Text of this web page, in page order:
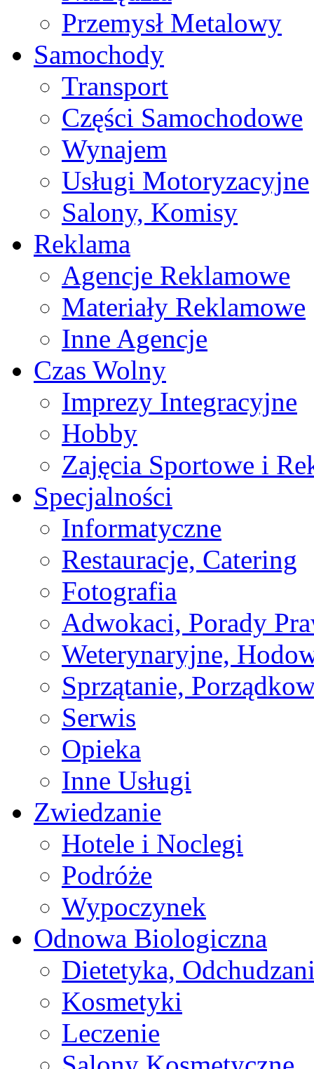
Przemysł Metalowy
Samochody
Transport
Części Samochodowe
Wynajem
Usługi Motoryzacyjne
Salony, Komisy
Reklama
Agencje Reklamowe
Materiały Reklamowe
Inne Agencje
Czas Wolny
Imprezy Integracyjne
Hobby
Zajęcia Sportowe i
Specjalności
Informatyczne
Restauracje, Catering
Fotografia
Adwokaci, Porady
Weterynaryjne,
Sprzątanie,
Serwis
Opieka
Inne Usługi
Zwiedzanie
Hotele i Noclegi
Podróże
Wypoczynek
Odnowa Biologiczna
Dietetyka,
Kosmetyki
Leczenie